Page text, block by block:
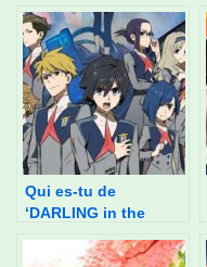
Qui es-tu de
‘DARLING in the